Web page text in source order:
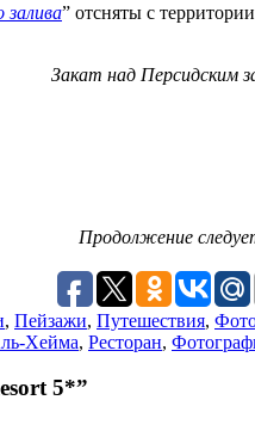
залива” отсняты с
Закат над Персидским
Продолжение
, Пейзажи, Путешествия,
Хейма, Ресторан,
5*”